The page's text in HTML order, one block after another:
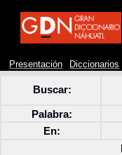
Presentación Diccionarios
Buscar:
Palabra:
En: